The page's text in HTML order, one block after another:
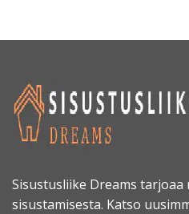
Sisustusliike Dreams
sisustamisesta. Katso